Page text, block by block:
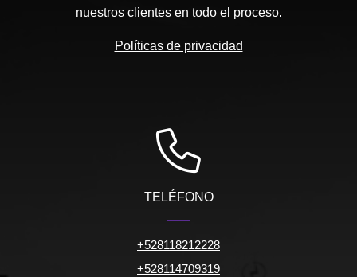
nuestros clientes en todo el proceso.
Políticas de privacidad
TELÉFONO
+528118212228
+528114709319